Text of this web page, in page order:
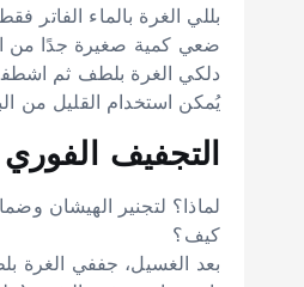
بللي الغرة بالماء الفاتر
ضعي كمية صغيرة جدًا من
دلكي الغرة بلطف ثم
يُمكن استخدام القليل من
التجفيف
لماذا؟ لتجنير الهيشان
كيف؟
بعد الغسيل، جففي الغرة